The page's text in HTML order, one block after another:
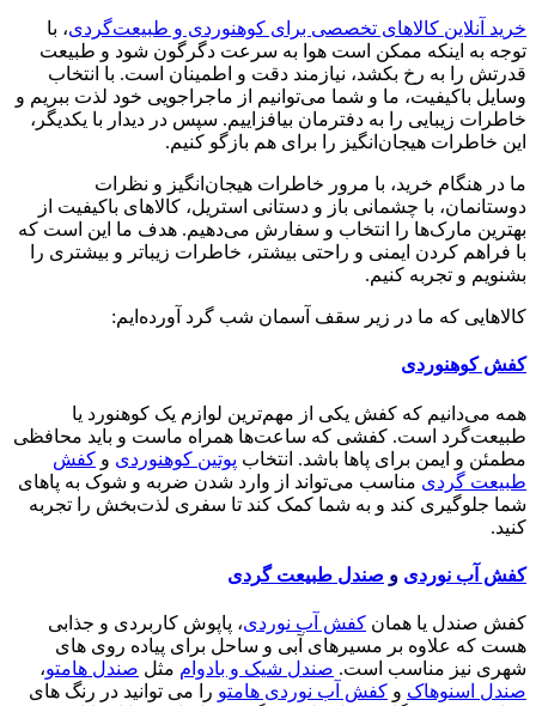
خرید آنلاین کالاهای تخصصی برای کوهنوردی و طبیعت‌گردی، با
توجه به اینکه ممکن است هوا به سرعت دگرگون شود و طبیعت
قدرتش را به رخ بکشد، نیازمند دقت و اطمینان است. با انتخاب
وسایل باکیفیت، ما و شما می‌توانیم از ماجراجویی خود لذت ببریم و
خاطرات زیبایی را به دفترمان بیافزاییم. سپس در دیدار با یکدیگر،
این خاطرات هیجان‌انگیز را برای هم بازگو کنیم.
ما در هنگام خرید، با مرور خاطرات هیجان‌انگیز و نظرات
دوستانمان، با چشمانی باز و دستانی استریل، کالاهای باکیفیت از
بهترین مارک‌ها را انتخاب و سفارش می‌دهیم. هدف ما این است که
با فراهم کردن ایمنی و راحتی بیشتر، خاطرات زیباتر و بیشتری را
بشنویم و تجربه کنیم.
کالاهایی که ما در زیر سقف آسمان شب گرد آورده‌ایم:
کفش کوهنوردی
همه می‌دانیم که کفش یکی از مهم‌ترین لوازم یک کوهنورد یا
طبیعت‌گرد است. کفشی که ساعت‌ها همراه ماست و باید محافظی
مطمئن و ایمن برای پاها باشد. انتخاب پوتین کوهنوردی و کفش
طبیعت گردی مناسب می‌تواند از وارد شدن ضربه و شوک به پاهای
شما جلوگیری کند و به شما کمک کند تا سفری لذت‌بخش را تجربه
کنید.
کفش آب نوردی و صندل طبیعت گردی
کفش صندل یا همان کفش آب نوردی، پاپوش کاربردی و جذابی
هست که علاوه بر مسیرهای آبی و ساحل برای پیاده روی های
شهری نیز مناسب است. صندل شیک و بادوام مثل صندل هامتو،
صندل اسنوهاک و کفش آب نوردی هامتو را می توانید در رنگ های